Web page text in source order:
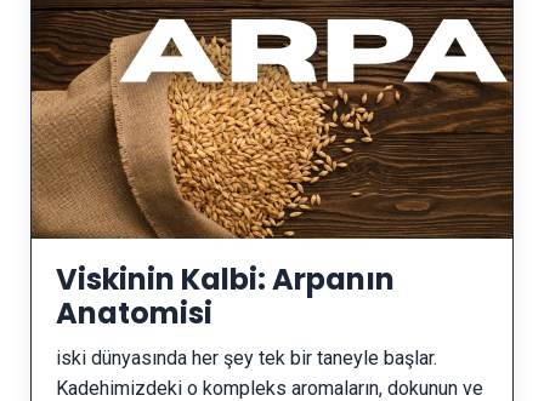
Viskinin Kalbi: Arpanın
Anatomisi
iski dünyasında her şey tek bir taneyle başlar.
Kadehimizdeki o kompleks aromaların, dokunun ve